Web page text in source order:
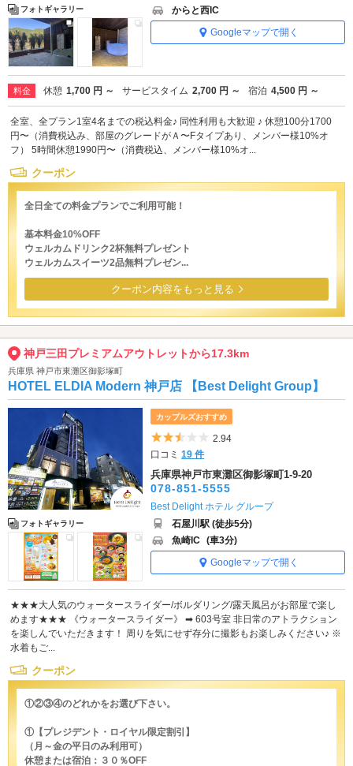
フォトギャラリー
からと西IC
Googleマップで開く
料金 休憩 1,700 円 ～ サービスタイム 2,700 円 ～ 宿泊 4,500 円 ～
全室、全プラン1室4名までの税込料金♪ 同性利用も大歓迎 ♪ 休憩100分1700
円〜（消費税込み、部屋のグレードがＡ〜Fタイプあり、メンバー様10%オ
フ） 5時間休憩1990円〜（消費税込、メンバー様10%オ...
クーポン
全日全ての料金プランでご利用可能！
基本料金10%OFF
ウェルカムドリンク2杯無料プレゼント
ウェルカムスイーツ2品無料プレゼン...
クーポン内容をもっと見る
神戸三田プレミアムアウトレットから17.3km
兵庫県 神戸市東灘区御影塚町
HOTEL ELDIA Modern 神戸店 【Best Delight Group】
フォトギャラリー
カップルズおすすめ
5つ星のうち2.5
2.94
口コミ19 件
兵庫県神戸市東灘区御影塚町1-9-20
078-851-5555
Best Delight ホテル グループ
石屋川駅 (徒歩5分)
魚崎IC (車3分)
Googleマップで開く
★★★大人気のウォータースライダー/ボルダリング/露天風呂がお部屋で楽し
めます★★★ 《ウォータースライダー》 ➡ 603号室 非日常のアトラクション
を楽しんでいただきます！ 周りを気にせず存分に撮影もお楽しみください♪ ※
水着もご...
クーポン
①②③④のどれかをお選び下さい。
①【プレジデント・ロイヤル限定割引】
（月～金の平日のみ利用可）
休憩または宿泊：３０％OFF